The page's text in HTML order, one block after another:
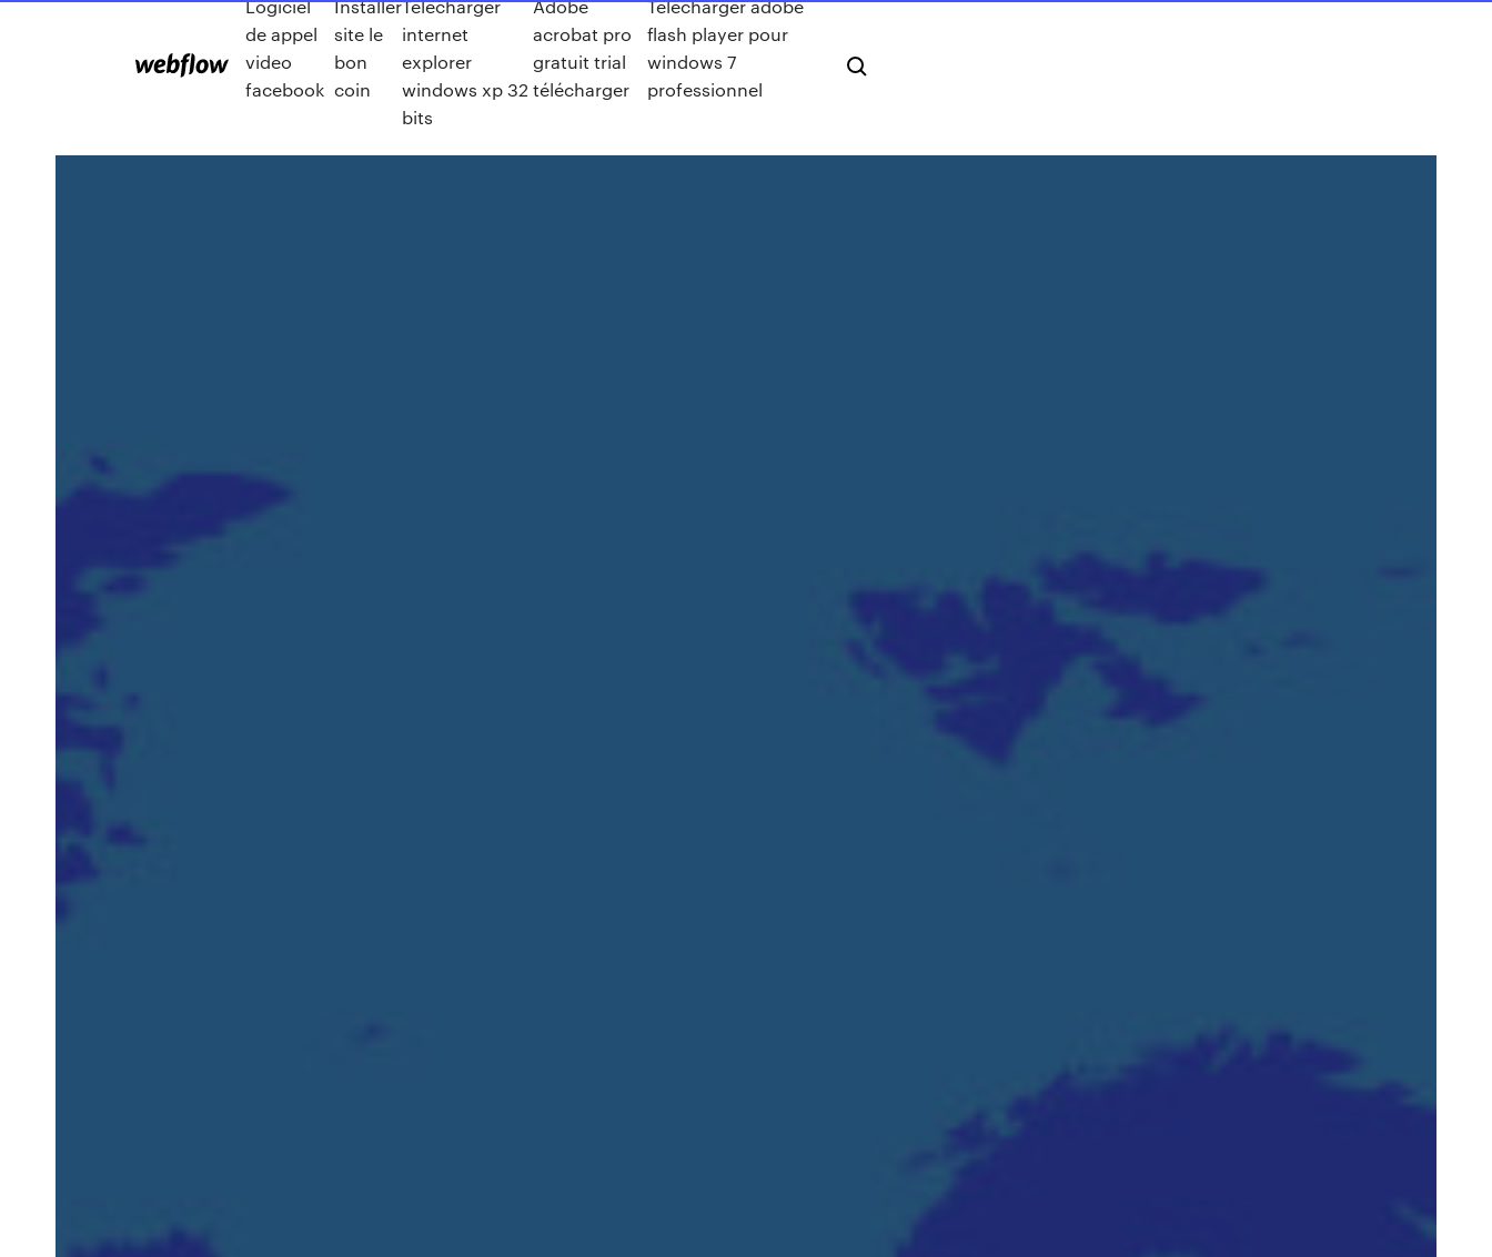
Logiciel
de appel
video
facebook
Installer
site le
bon
coin
Telecharger
internet
explorer
windows xp 32
bits
Adobe
acrobat pro
gratuit trial
télécharger
Telecharger adobe
flash player pour
windows 7
professionnel